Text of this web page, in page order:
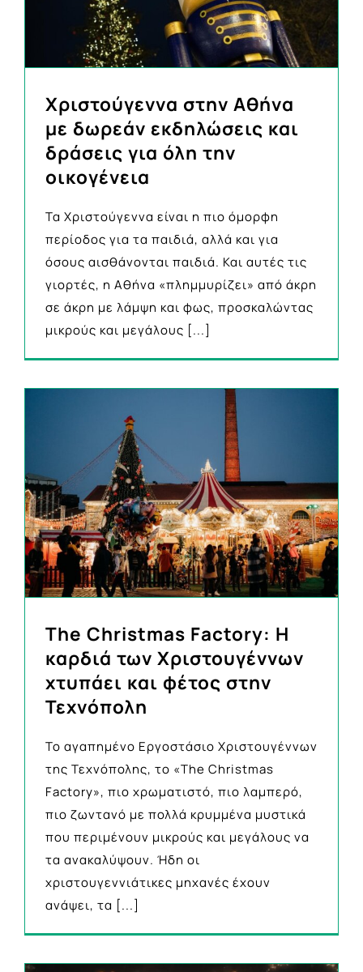
Χριστούγεννα στην Αθήνα
με δωρεάν εκδηλώσεις και
δράσεις για όλη την
οικογένεια
Τα Χριστούγεννα είναι η πιο όμορφη
περίοδος για τα παιδιά, αλλά και για
όσους αισθάνονται παιδιά. Και αυτές τις
γιορτές, η Αθήνα «πλημμυρίζει» από άκρη
σε άκρη με λάμψη και φως, προσκαλώντας
μικρούς και μεγάλους [...]
The Christmas Factory: Η
καρδιά των Χριστουγέννων
χτυπάει και φέτος στην
Τεχνόπολη
Το αγαπημένο Εργοστάσιο Χριστουγέννων
της Τεχνόπολης, το «The Christmas
Factory», πιο χρωματιστό, πιο λαμπερό,
πιο ζωντανό με πολλά κρυμμένα μυστικά
που περιμένουν μικρούς και μεγάλους να
τα ανακαλύψουν. Ήδη οι
χριστουγεννιάτικες μηχανές έχουν
ανάψει, τα [...]